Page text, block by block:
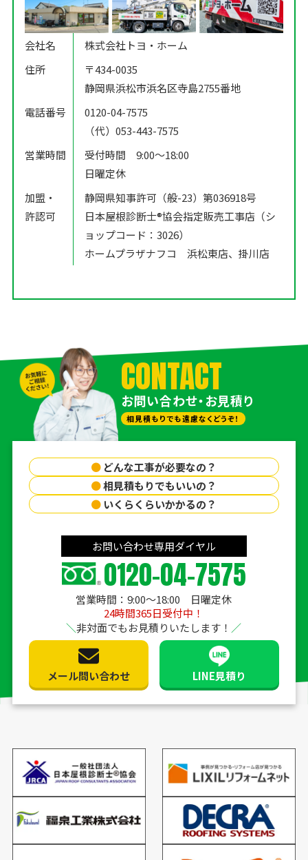
会社名
株式会社トヨ・ホーム
住所
〒434-0035
静岡県浜松市浜名区寺島2755番地
電話番号
0120-04-7575
（代）053-443-7575
営業時間
受付時間 9:00〜18:00
日曜定休
加盟・
許認可
静岡県知事許可（般-23）第036918号
日本屋根診断士®️協会指定販売工事店（シ
ョップコード：3026）
ホームプラザナフコ 浜松東店、掛川店
CONTACT
お問い合わせ・お見積り
相見積もりでも遠慮なくどうぞ！
● どんな工事が必要なの？
●相見積もりでもいいの？
● いくらくらいかかるの？
お問い合わせ専用ダイヤル
0120-04-7575
営業時間：9:00〜18:00 日曜定休
24時間365日受付中！
非対面でもお見積りいたします！
メール問い合わせ LINE見積り